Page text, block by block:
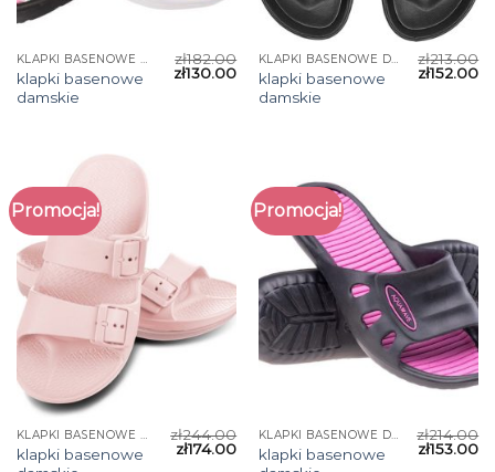
KLAPKI BASENOWE DAMSKIE
klapki basenowe
damskie
zł182.00
zł130.00
KLAPKI BASENOWE DAMSKIE
klapki basenowe
damskie
zł213.00
zł152.00
Promocja!
KLAPKI BASENOWE DAMSKIE
klapki basenowe
zł244.00
zł174.00
Promocja!
KLAPKI BASENOWE DAMSKIE
klapki basenowe
zł214.00
zł153.00